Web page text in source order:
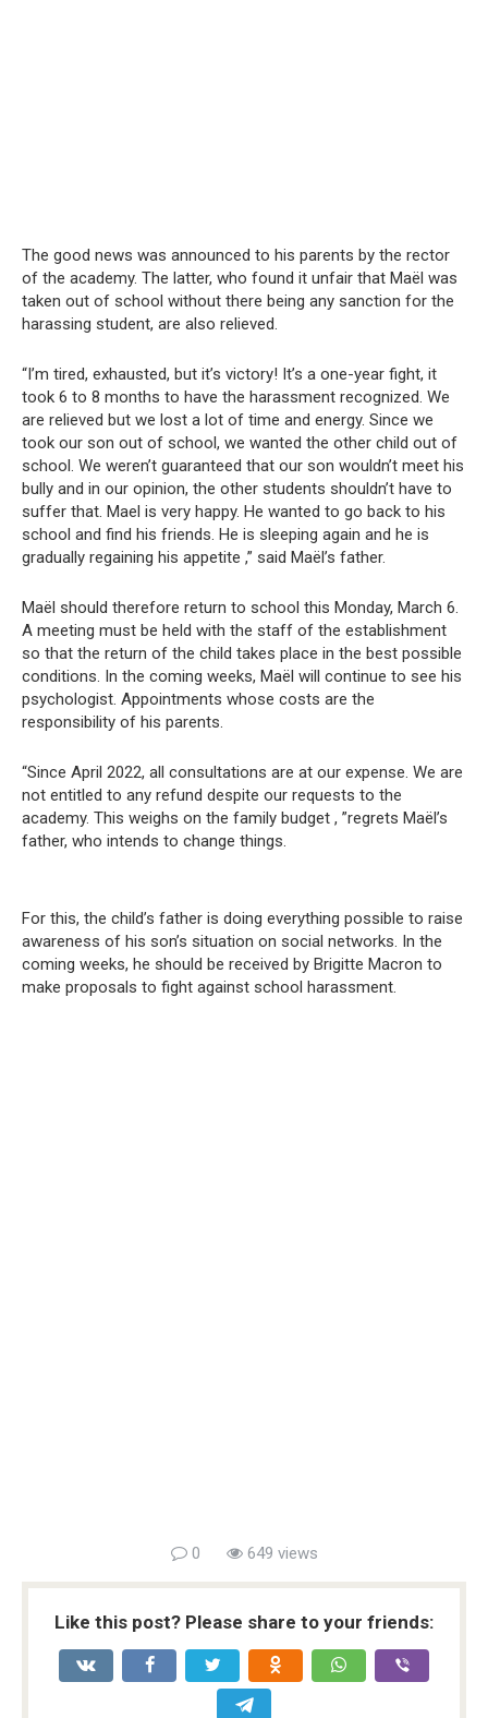
The good news was announced to his parents by the rector
of the academy. The latter, who found it unfair that Maël was
taken out of school without there being any sanction for the
harassing student, are also relieved.
“I’m tired, exhausted, but it’s victory! It’s a one-year fight, it
took 6 to 8 months to have the harassment recognized. We
are relieved but we lost a lot of time and energy. Since we
took our son out of school, we wanted the other child out of
school. We weren’t guaranteed that our son wouldn’t meet his
bully and in our opinion, the other students shouldn’t have to
suffer that. Mael is very happy. He wanted to go back to his
school and find his friends. He is sleeping again and he is
gradually regaining his appetite ,” said Maël’s father.
Maël should therefore return to school this Monday, March 6.
A meeting must be held with the staff of the establishment
so that the return of the child takes place in the best possible
conditions. In the coming weeks, Maël will continue to see his
psychologist. Appointments whose costs are the
responsibility of his parents.
“Since April 2022, all consultations are at our expense. We are
not entitled to any refund despite our requests to the
academy. This weighs on the family budget , ”regrets Maël’s
father, who intends to change things.
For this, the child’s father is doing everything possible to raise
awareness of his son’s situation on social networks. In the
coming weeks, he should be received by Brigitte Macron to
make proposals to fight against school harassment.
0 649 views
Like this post? Please share to your friends: